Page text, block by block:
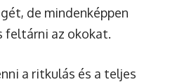
de mindenképpen
feltárni az okokat.
a ritkulás és a teljes